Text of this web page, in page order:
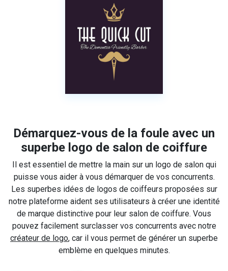
Démarquez-vous de la foule avec un
superbe logo de salon de coiffure
Il est essentiel de mettre la main sur un logo de salon qui
puisse vous aider à vous démarquer de vos concurrents.
Les superbes idées de logos de coiffeurs proposées sur
notre plateforme aident ses utilisateurs à créer une identité
de marque distinctive pour leur salon de coiffure. Vous
pouvez facilement surclasser vos concurrents avec notre
créateur de logo, car il vous permet de générer un superbe
emblème en quelques minutes.